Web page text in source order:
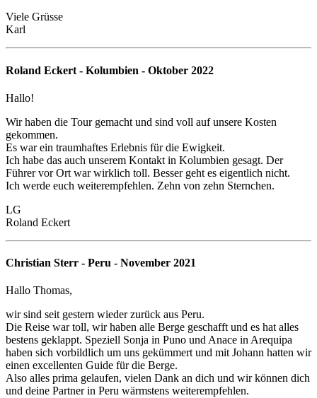
Viele Grüsse
Karl
Roland Eckert - Kolumbien - Oktober 2022
Hallo!
Wir haben die Tour gemacht und sind voll auf unsere Kosten
gekommen.
Es war ein traumhaftes Erlebnis für die Ewigkeit.
Ich habe das auch unserem Kontakt in Kolumbien gesagt. Der
Führer vor Ort war wirklich toll. Besser geht es eigentlich nicht.
Ich werde euch weiterempfehlen. Zehn von zehn Sternchen.
LG
Roland Eckert
Christian Sterr - Peru - November 2021
Hallo Thomas,
wir sind seit gestern wieder zurück aus Peru.
Die Reise war toll, wir haben alle Berge geschafft und es hat alles
bestens geklappt. Speziell Sonja in Puno und Anace in Arequipa
haben sich vorbildlich um uns gekümmert und mit Johann hatten wir
einen excellenten Guide für die Berge.
Also alles prima gelaufen, vielen Dank an dich und wir können dich
und deine Partner in Peru wärmstens weiterempfehlen.